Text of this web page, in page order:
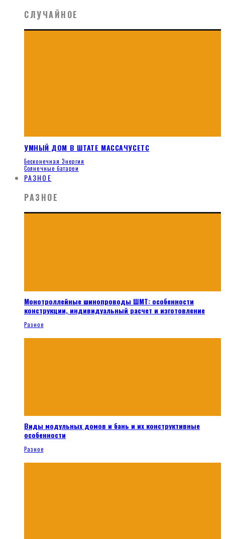
СЛУЧАЙНОЕ
УМНЫЙ ДОМ В ШТАТЕ МАССАЧУСЕТС
Бесконечная Энергия
Солнечные батареи
РАЗНОЕ
РАЗНОЕ
Монотроллейные шинопроводы ШМТ: особенности
конструкции, индивидуальный расчет и изготовление
Разное
Виды модульных домов и бань и их конструктивные
особенности
Разное